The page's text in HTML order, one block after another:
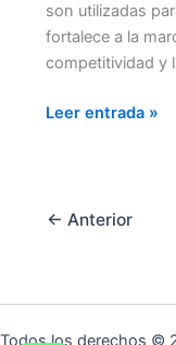
son utilizadas
fortalece a la
competitividad y
Leer entrada »
← Anterior